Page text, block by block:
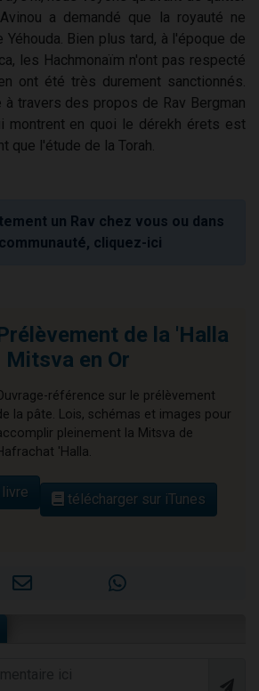
a demandé que la royauté ne
Bien plus tard, à l'époque de
les Hachmonaïm n'ont pas respecté
ont été très durement sanctionnés.
à travers des propos de Rav Bergman
montrent en quoi le dérekh érets est
que l'étude de la Torah.
un Rav chez vous ou dans
cliquez-ici
de la 'Halla
Mitsva en Or
référence sur le prélèvement
la pâte. Lois, schémas et images pour
pleinement la Mitsva de
'Halla.
télécharger sur iTunes